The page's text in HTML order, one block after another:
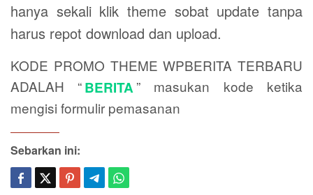
hanya sekali klik theme sobat update tanpa
harus repot download dan upload.
KODE PROMO THEME WPBERITA TERBARU
ADALAH “BERITA ” masukan kode ketika
mengisi formulir pemasanan
Sebarkan ini: